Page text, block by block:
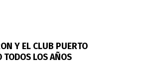
Y EL CLUB PUERTO
TODOS LOS AÑOS